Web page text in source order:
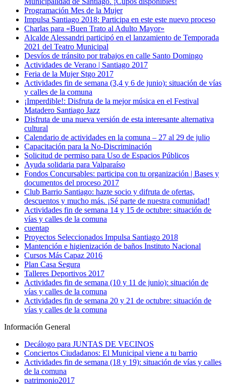
Programación Mes de la Mujer
Impulsa Santiago 2018: Participa en este este nuevo proceso
Charlas para «Buen Trato al Adulto Mayor»
Alcalde Alessandri participó en el lanzamiento de Temporada
2021 del Teatro Municipal
Desvíos de tránsito por trabajos en calle Santo Domingo
Actividades de Verano | Santiago 2017
Feria de la Mujer Stgo 2017
Actividades fin de semana (3,4 y 6 de junio): situación de vías
y calles de la comuna
¡Imperdible!: Disfruta de la mejor música en el Festival
Matadero Santiago Jazz
Disfruta de una nueva versión de esta interesante alternativa
cultural
Calendario de actividades en la comuna – 27 al 29 de julio
Capacitación para la No-Discriminación
Solicitud de permiso para Uso de Espacios Públicos
Ayuda solidaria para Valparaíso
Fondos Concursables: participa con tu organización | Bases y
documentos del proceso 2017
Club Barrio Santiago: hazte socio y difruta de ofertas,
descuentos y mucho más. ¡Sé parte de nuestra comunidad!
Actividades fin de semana 14 y 15 de octubre: situación de
vías y calles de la comuna
cuentap
Proyectos Seleccionados Impulsa Santiago 2018
Mantención e higienización de baños Instituto Nacional
Cursos Más Capaz 2016
Plan Casa Segura
Talleres Deportivos 2017
Actividades fin de semana (10 y 11 de junio): situación de
vías y calles de la comuna
Actividades fin de semana 20 y 21 de octubre: situación de
vías y calles de la comuna
Información General
Decálogo para JUNTAS DE VECINOS
Conciertos Ciudadanos: El Municipal viene a tu barrio
Actividades fin de semana (18 y 19): situación de vías y calles
de la comuna
patrimonio2017